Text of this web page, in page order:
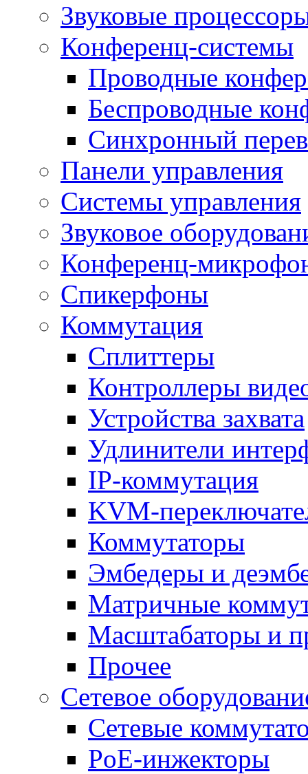
Звуковые
Конференц-системы
Проводные
Беспроводные
Синхронный
Панели управления
Системы управления
Звуковое
Конференц-
Спикерфоны
Коммутация
Сплиттеры
Контроллеры
Устройства захвата
Удлинители
IP-коммутация
KVM-
Коммутаторы
Эмбедеры и
Матричные
Масштабаторы и
Прочее
Сетевое
Сетевые
PoE-инжекторы